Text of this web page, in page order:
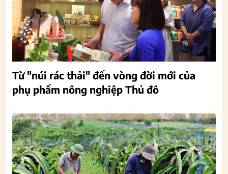
Từ "núi rác thải" đến vòng đời mới của
phụ phẩm nông nghiệp Thủ đô